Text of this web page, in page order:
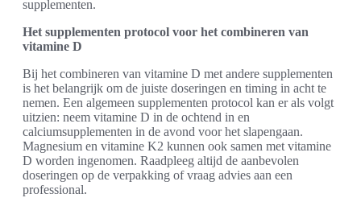
supplementen.
Het supplementen protocol voor het combineren van
vitamine D
Bij het combineren van vitamine D met andere supplementen
is het belangrijk om de juiste doseringen en timing in acht te
nemen. Een algemeen supplementen protocol kan er als volgt
uitzien: neem vitamine D in de ochtend in en
calciumsupplementen in de avond voor het slapengaan.
Magnesium en vitamine K2 kunnen ook samen met vitamine
D worden ingenomen. Raadpleeg altijd de aanbevolen
doseringen op de verpakking of vraag advies aan een
professional.